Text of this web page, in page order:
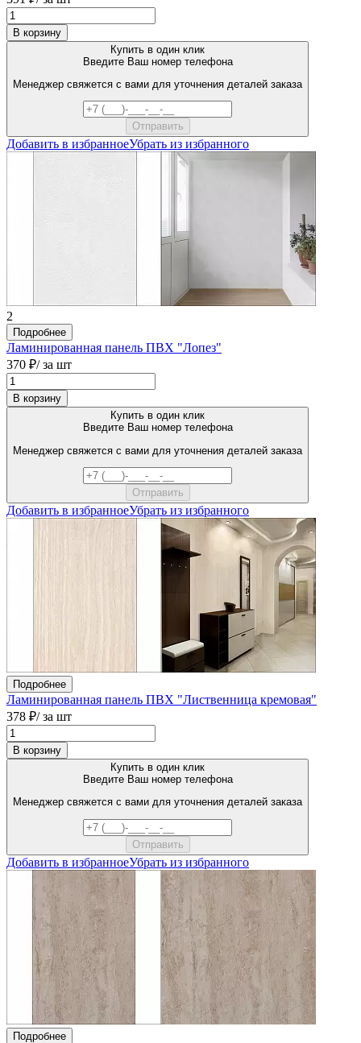
В корзину
Купить в один клик
Введите Ваш номер телефона
Менеджер свяжется с вами для уточнения деталей заказа
Добавить в избранноеУбрать из избранного
2
Подробнее
Ламинированная панель ПВХ "Лопез"
370 ₽/ за шт
В корзину
Купить в один клик
Введите Ваш номер телефона
Менеджер свяжется с вами для уточнения деталей заказа
Добавить в избранноеУбрать из избранного
Подробнее
Ламинированная панель ПВХ "Лиственница кремовая"
378 ₽/ за шт
В корзину
Купить в один клик
Введите Ваш номер телефона
Менеджер свяжется с вами для уточнения деталей заказа
Добавить в избранноеУбрать из избранного
Подробнее